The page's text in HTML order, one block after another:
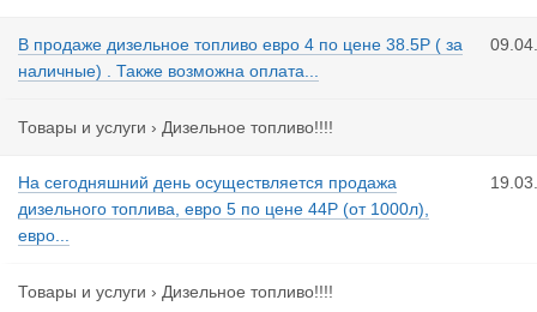
В продаже дизельное топливо евро 4 по цене 38.5Р ( за
наличные) . Также возможна оплата...
Товары и услуги › Дизельное топливо!!!!
На сегодняшний день осуществляется продажа
дизельного топлива, евро 5 по цене 44Р (от 1000л),
евро...
Товары и услуги › Дизельное топливо!!!!